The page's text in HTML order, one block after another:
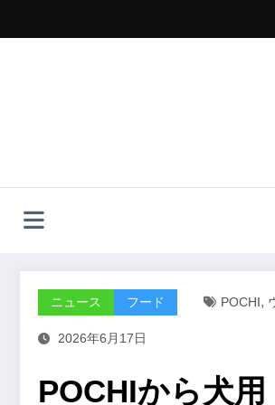
ッ
ニュース フード POCHI,
2026年6月17日
POCHIから犬